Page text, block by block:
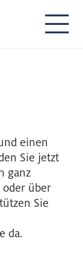
einen
Sie jetzt
ganz
oder über
Sie
da.